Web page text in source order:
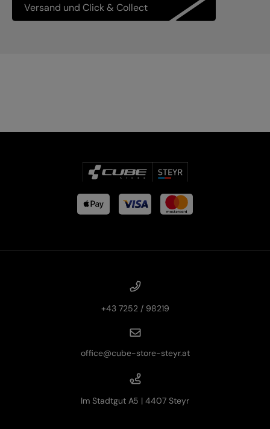
Versand und Click & Collect
+43 7252 / 98219
office@cube-store-steyr.at
Im Stadtgut A5 | 4407 Steyr